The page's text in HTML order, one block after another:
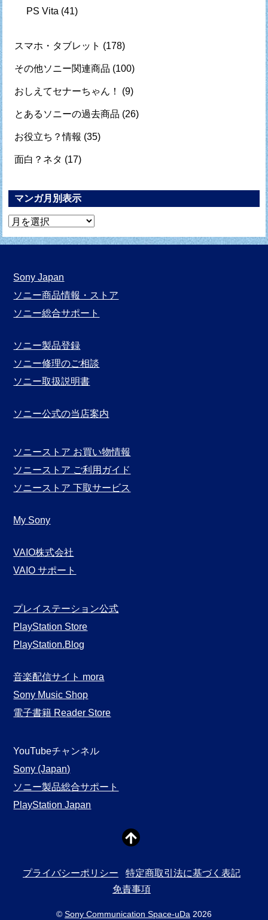
PS Vita (41)
スマホ・タブレット (178)
その他ソニー関連商品 (100)
おしえてセナーちゃん！ (9)
とあるソニーの過去商品 (26)
お役立ち？情報 (35)
面白？ネタ (17)
マンガ月別表示
マ
ン
月
別
表
Sony Japan
ソニー商品情報・ストア
ソニー総合サポート
ソニー製品登録
ソニー修理のご相談
ソニー取扱説明書
ソニー公式の当店案内
ソニーストア お買い物情報
ソニーストア ご利用ガイド
ソニーストア 下取サービス
My Sony
VAIO株式会社
VAIO サポート
プレイステーション公式
PlayStation Store
PlayStation.Blog
音楽配信サイト mora
Sony Music Shop
電子書籍 Reader Store
YouTubeチャンネル
Sony (Japan)
ソニー製品総合サポート
PlayStation Japan
プライバシーポリシー
特定商取引法に基づく表記
免責事項
© Sony Communication Space-uDa 2026